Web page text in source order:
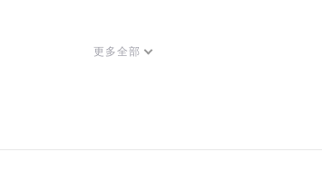
更多全部